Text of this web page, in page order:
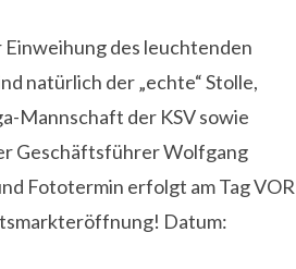
Einweihung des leuchtenden
natürlich der „echte“ Stolle,
Mannschaft der KSV sowie
Geschäftsführer Wolfgang
Fototermin erfolgt am Tag VOR
Datum: